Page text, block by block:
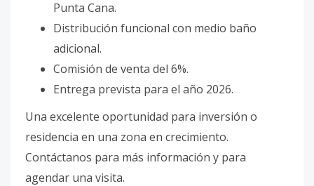
Punta Cana.
Distribución funcional con medio baño
adicional.
Comisión de venta del 6%.
Entrega prevista para el año 2026.
Una excelente oportunidad para inversión o
residencia en una zona en crecimiento.
Contáctanos para más información y para
agendar una visita.